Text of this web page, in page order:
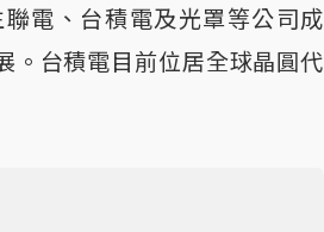
電、台積電及光罩等公司成
。台積電目前位居全球晶圓代